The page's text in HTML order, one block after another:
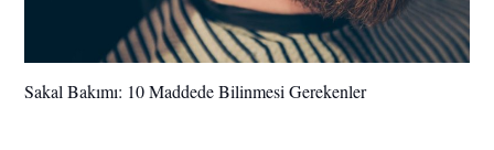
Sakal Bakımı: 10 Maddede Bilinmesi Gerekenler